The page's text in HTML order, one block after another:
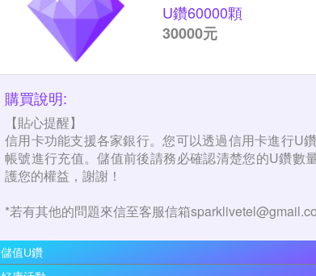
U鑽60000顆
30000元
購買說明:
【貼心提醒】
信用卡功能支援各家銀行。您可以透過信用卡進行U
帳號進行充值。儲值前後請務必確認清楚您的U鑽數
護您的權益，謝謝！
*若有其他的問題來信至客服信箱
儲值U鑽